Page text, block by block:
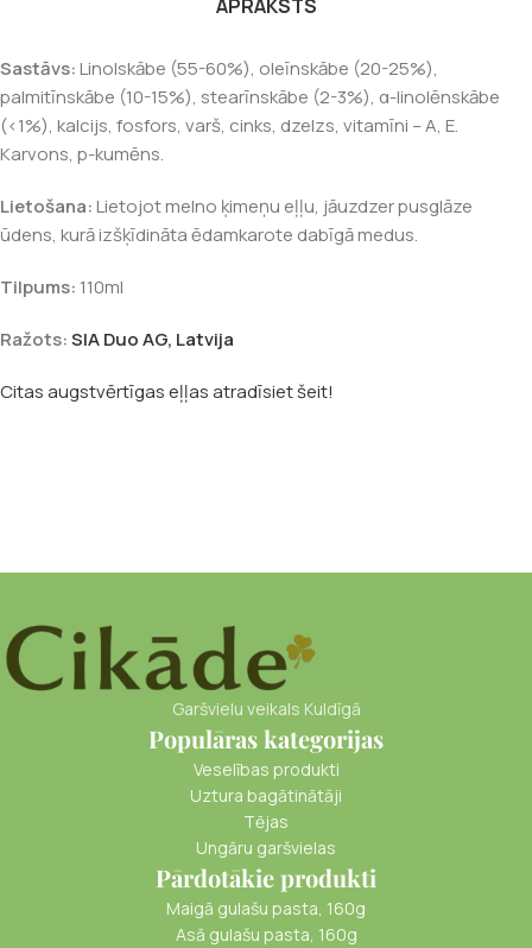
APRAKSTS
Sastāvs:Linolskābe (55-60%), oleīnskābe (20-25%),
palmitīnskābe (10-15%), stearīnskābe (2-3%), α-linolēnskābe
(<1%), kalcijs, fosfors, varš, cinks, dzelzs, vitamīni – A, E.
Karvons, p-kumēns.
Lietošana:Lietojot melno ķimeņu eļļu, jāuzdzer pusglāze
ūdens, kurā izšķīdināta ēdamkarote dabīgā medus.
Tilpums: 110ml
Ražots:SIA Duo AG, Latvija
Citas augstvērtīgas eļļas atradīsiet šeit!
Garšvielu veikals Kuldīgā
Populāras kategorijas
Veselības produkti
Uztura bagātinātāji
Tējas
Ungāru garšvielas
Pārdotākie produkti
Maigā gulašu pasta, 160g
Asā gulašu pasta, 160g